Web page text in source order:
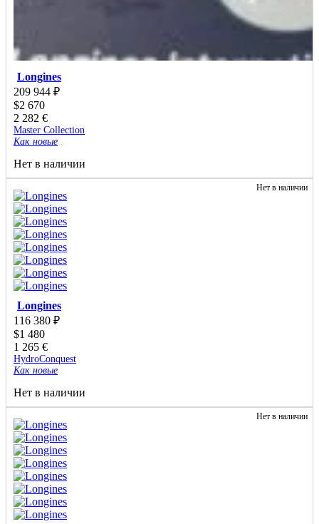
Longines
209 944 ₽
$2 670
2 282 €
Master Collection
Как новые
Нет в наличии
Нет в наличии
Longines
116 380 ₽
$1 480
1 265 €
HydroConquest
Как новые
Нет в наличии
Нет в наличии